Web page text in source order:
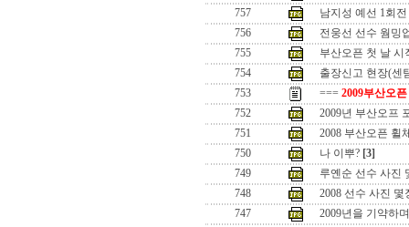
757
남지성 예선 1회
756
전웅선 선수 웜밍
755
부산오픈 첫 날 시
754
출장신고 현장(센
753
=== 2009부산오
752
2009년 부산오프
751
2008 부산오픈 휠
750
나 이뿌? [3]
749
루옌순 선수 사진
748
2008 선수 사진 몇
747
2009년을 기약하